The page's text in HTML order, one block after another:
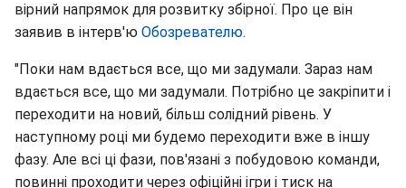
вірний напрямок для розвитку збірної. Про це він
заявив в інтерв'ю Обозревателю.
"Поки нам вдається все, що ми задумали. Зараз нам
вдається все, що ми задумали. Потрібно це закріпити і
переходити на новий, більш солідний рівень. У
наступному році ми будемо переходити вже в іншу
фазу. Але всі ці фази, пов'язані з побудовою команди,
повинні проходити через офіційні ігри і тиск на